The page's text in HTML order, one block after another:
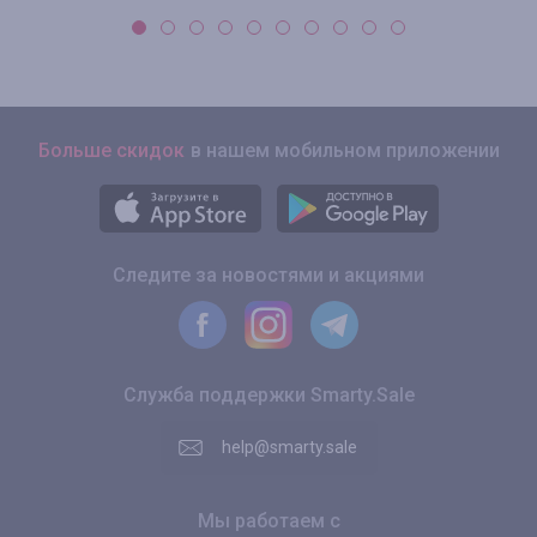
Больше скидок в нашем мобильном приложении
Следите за новостями и акциями
Служба поддержки Smarty.Sale
help@smarty.sale
Мы работаем с